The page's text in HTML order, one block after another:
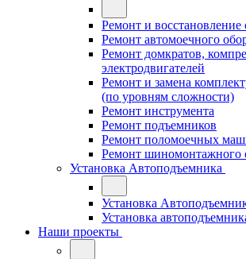
Ремонт и восстановление
Ремонт автомоечного
Ремонт домкратов,
электродвигателей
Ремонт и замена
(по уровням сложности)
Ремонт инструмента
Ремонт подъемников
Ремонт поломоечных
Ремонт шиномонтажного
Установка Автоподъемника
Установка
Установка
Наши проекты